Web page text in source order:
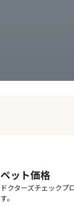
ペット価格
ドクターズチェックプ
す。